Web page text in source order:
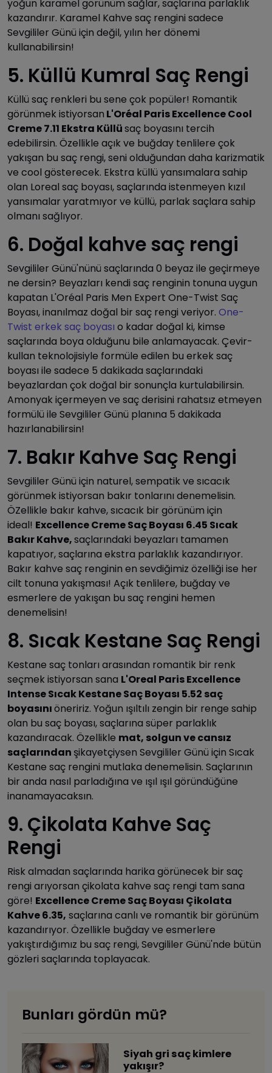
yoğun karamel görünüm sağlar, saçlarına parlaklık
kazandırır. Karamel Kahve saç rengini sadece
Sevgililer Günü için değil, yılın her dönemi
kullanabilirsin!
5. Küllü Kumral Saç Rengi
Küllü saç renkleri bu sene çok popüler! Romantik
görünmek istiyorsan L'Oréal Paris Excellence Cool
Creme 7.11 Ekstra Küllüsaç boyasını tercih
edebilirsin. Özellikle açık ve buğday tenlilere çok
yakışan bu saç rengi, seni olduğundan daha karizmatik
ve cool gösterecek. Ekstra küllü yansımalara sahip
olan Loreal saç boyası, saçlarında istenmeyen kızıl
yansımalar yaratmıyor ve küllü, parlak saçlara sahip
olmanı sağlıyor.
6. Doğal kahve saç rengi
Sevgililer Günü'nünü saçlarında 0 beyaz ile geçirmeye
ne dersin? Beyazları kendi saç renginin tonuna uygun
kapatan L'Oréal Paris Men Expert One-Twist Saç
Boyası, inanılmaz doğal bir saç rengi veriyor. One-
Twist erkek saç boyası o kadar doğal ki, kimse
saçlarında boya olduğunu bile anlamayacak. Çevir-
kullan teknolojisiyle formüle edilen bu erkek saç
boyası ile sadece 5 dakikada saçlarındaki
beyazlardan çok doğal bir sonunçla kurtulabilirsin.
Amonyak içermeyen ve saç derisini rahatsız etmeyen
formülü ile Sevgililer Günü planına 5 dakikada
hazırlanabilirsin!
7. Bakır Kahve Saç Rengi
Sevgililer Günü için naturel, sempatik ve sıcacık
görünmek istiyorsan bakır tonlarını denemelisin.
ÖZellikle bakır kahve, sıcacık bir görünüm için
ideal! Excellence Creme Saç Boyası 6.45 Sıcak
Bakır Kahve,saçlarındaki beyazları tamamen
kapatıyor, saçlarına ekstra parlaklık kazandırıyor.
Bakır kahve saç renginin en sevdiğimiz özelliği ise her
cilt tonuna yakışması! Açık tenlilere, buğday ve
esmerlere de yakışan bu saç rengini hemen
denemelisin!
8. Sıcak Kestane Saç Rengi
Kestane saç tonları arasından romantik bir renk
seçmek istiyorsan sana L'Oreal Paris Excellence
Intense Sıcak Kestane Saç Boyası 5.52 saç
boyasınıöneririz. Yoğun ışıltılı zengin bir renge sahip
olan bu saç boyası, saçlarına süper parlaklık
kazandıracak. Özellikle mat, solgun ve cansız
saçlarından şikayetçiysen Sevgililer Günü için Sıcak
Kestane saç rengini mutlaka denemelisin. Saçlarının
bir anda nasıl parladığına ve ışıl ışıl göründüğüne
inanamayacaksın.
9. Çikolata Kahve Saç
Rengi
Risk almadan saçlarında harika görünecek bir saç
rengi arıyorsan çikolata kahve saç rengi tam sana
göre! Excellence Creme Saç Boyası Çikolata
Kahve 6.35, saçlarına canlı ve romantik bir görünüm
kazandırıyor. Özellikle buğday ve esmerlere
yakıştırdığımız bu saç rengi, Sevgililer Günü'nde bütün
gözleri saçlarında toplayacak.
Bunları gördün mü?
Siyah gri saç kimlere
yakışır?